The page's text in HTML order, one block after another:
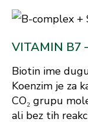
VITAMIN B7
Biotin ime
Koenzim je za
CO₂ grupu
ali bez tih